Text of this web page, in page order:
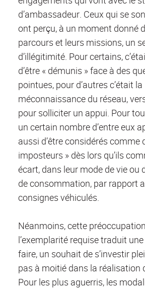
d’ambassadeur. Ceux qui se
ont perçu, à un moment donné
parcours et leurs missions, un
d’illégitimité. Pour certains,
d’être « démunis » face à des
pointues, pour d’autres c’était la
méconnaissance du réseau,
pour solliciter un appui. Pour
un certain nombre d’entre eux
aussi d’être considérés comme
imposteurs » dès lors qu’ils
écart, dans leur mode de vie ou
de consommation, par rapport
consignes véhiculés.
Néanmoins, cette
l’exemplarité requise traduit
faire, un souhait de s’investir
pas à moitié dans la réalisation
Pour les plus aguerris, les